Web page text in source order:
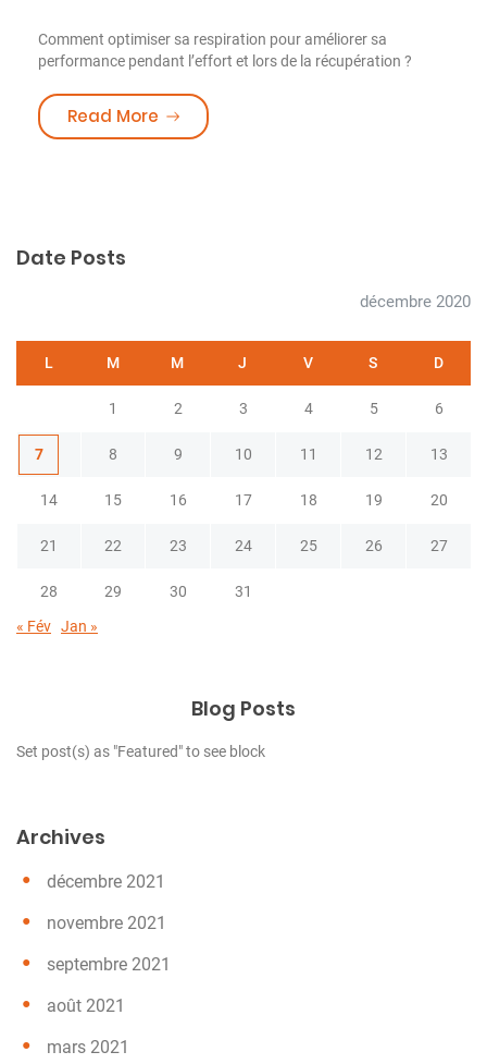
Comment optimiser sa respiration pour améliorer sa
performance pendant l’effort et lors de la récupération ?
Read More « Webinaire – Améliorer la
Date Posts
décembre 2020
L M M J V S D
1 2 3 4 5 6
7 8 9 10 11 12 13
14 15 16 17 18 19 20
21 22 23 24 25 26 27
28 29 30
31
« Fév Jan »
Blog Posts
Set post(s) as "Featured" to see block
Archives
décembre 2021
novembre 2021
septembre 2021
août 2021
mars 2021